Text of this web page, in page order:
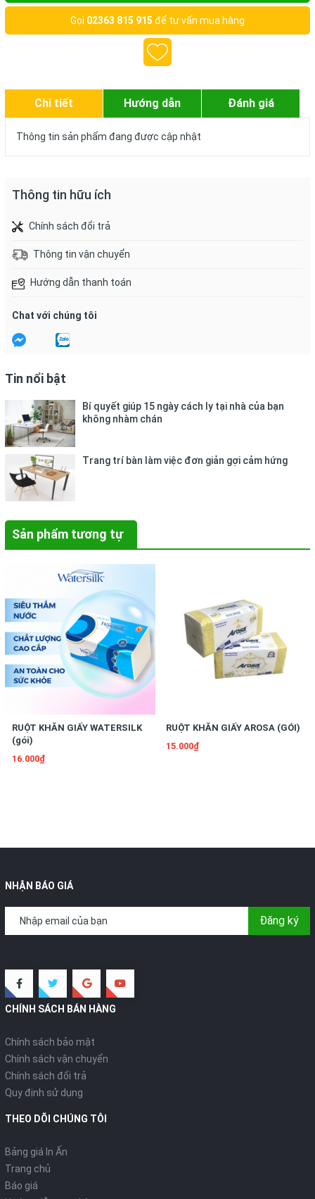
Gọi 02363 815 915 để tư vấn mua hàng
Chi tiết Hướng dẫn Đánh giá
Thông tin sản phẩm đang được cập nhật
Thông tin hữu ích
Chính sách đổi trả
Thông tin vận chuyển
Hướng dẫn thanh toán
Chat với chúng tôi
Tin nổi bật
Bí quyết giúp 15 ngày cách ly tại nhà của bạn
không nhàm chán
Trang trí bàn làm việc đơn giản gợi cảm hứng
Sản phẩm tương tự
RUỘT KHĂN GIẤY WATERSILK
(gói)
16.000₫
RUỘT KHĂN GIẤY AROSA (GÓI)
15.000₫
NHẬN BÁO GIÁ
Đăng ký
CHÍNH SÁCH BÁN HÀNG
Chính sách bảo mật
Chính sách vận chuyển
Chính sách đổi trả
Quy định sử dụng
THEO DÕI CHÚNG TÔI
Bảng giá In Ấn
Trang chủ
Báo giá